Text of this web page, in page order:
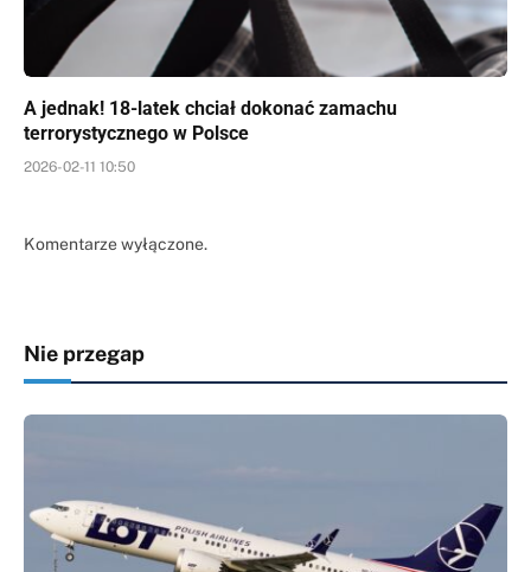
A jednak! 18-latek chciał dokonać zamachu
terrorystycznego w Polsce
2026-02-11 10:50
Komentarze wyłączone.
Nie przegap